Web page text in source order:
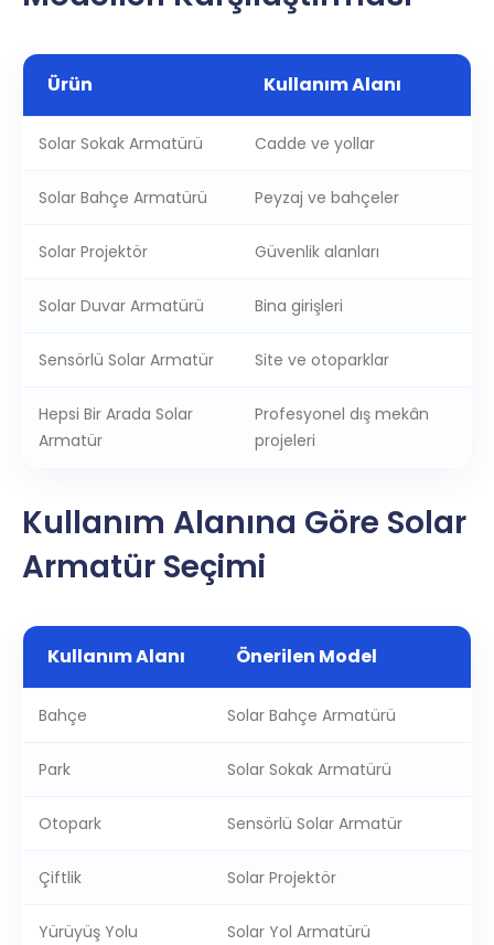
Ürün Kullanım Alanı
Solar Sokak Armatürü Cadde ve yollar
Solar Bahçe Armatürü Peyzaj ve bahçeler
Solar Projektör Güvenlik alanları
Solar Duvar Armatürü Bina girişleri
Sensörlü Solar Armatür Site ve otoparklar
Hepsi Bir Arada Solar
Armatür
Profesyonel dış mekân
projeleri
Kullanım Alanına Göre Solar
Armatür Seçimi
Kullanım Alanı Önerilen Model
Bahçe Solar Bahçe Armatürü
Park Solar Sokak Armatürü
Otopark Sensörlü Solar Armatür
Çiftlik Solar Projektör
Yürüyüş Yolu Solar Yol Armatürü